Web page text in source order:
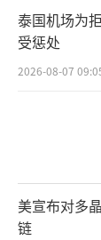
泰国机场为
受惩处
2026-08-07
美宣布对多
链